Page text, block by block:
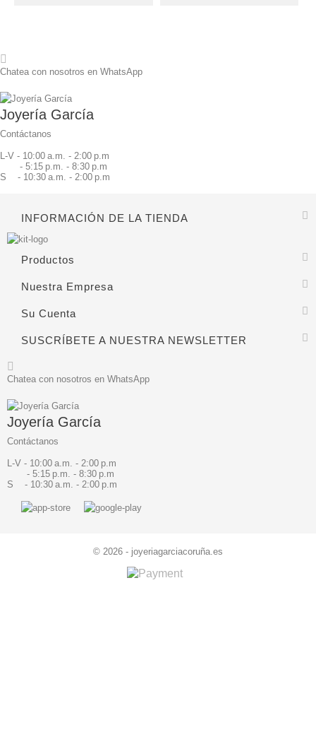
Chatea con nosotros en WhatsApp
Joyería García
Contáctanos
L-V - 10:00 a.m. - 2:00 p.m
- 5:15 p.m. - 8:30 p.m
S - 10:30 a.m. - 2:00 p.m
INFORMACIÓN DE LA TIENDA
Productos
Nuestra Empresa
Su Cuenta
SUSCRÍBETE A NUESTRA NEWSLETTER
Chatea con nosotros en WhatsApp
Joyería García
Contáctanos
L-V - 10:00 a.m. - 2:00 p.m
- 5:15 p.m. - 8:30 p.m
S - 10:30 a.m. - 2:00 p.m
© 2026 - joyeriagarciacoruña.es